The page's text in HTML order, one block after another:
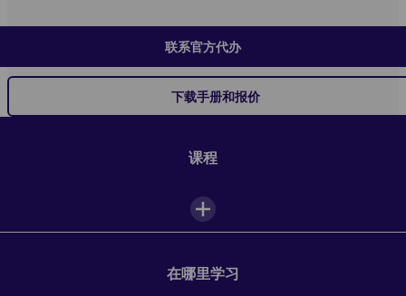
联系官方代办
下载手册和报价
课程
在哪里学习